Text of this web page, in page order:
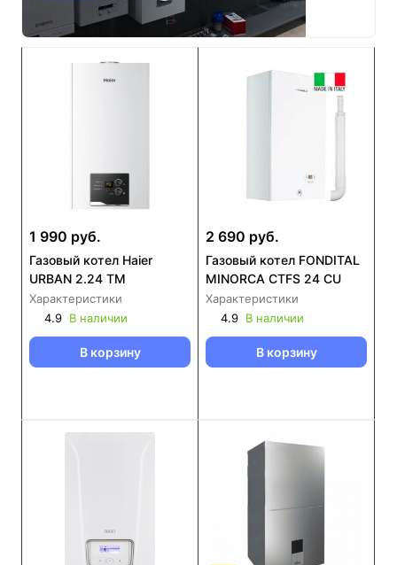
1 990 руб.
Газовый котел Haier
URBAN 2.24 TM
Характеристики
4.9 В наличии
В корзину
2 690 руб.
Газовый котел FONDITAL
MINORCA CTFS 24 CU
Характеристики
4.9 В наличии
В корзину